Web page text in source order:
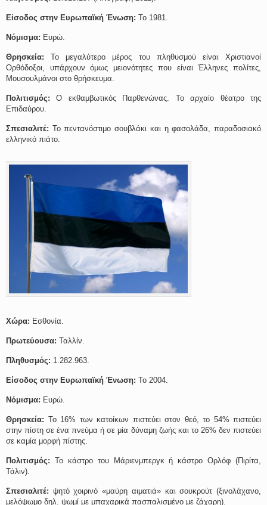
Είσοδος στην Ευρωπαϊκή Ένωση: Το 1981.
Νόμισμα: Ευρώ.
Θρησκεία: Το μεγαλύτερο μέρος του πληθυσμού είναι Χριστιανοί
Ορθόδοξοι, υπάρχουν όμως μειονότητες που είναι Έλληνες πολίτες,
Μουσουλμάνοι στο θρήσκευμα.
Πολιτισμός: Ο εκθαμβωτικός Παρθενώνας. Το αρχαίο θέατρο της
Επιδαύρου.
Σπεσιαλιτέ: Το πεντανόστιμο σουβλάκι και η φασολάδα, παραδοσιακό
ελληνικό πιάτο.
Χώρα: Εσθονία.
Πρωτεύουσα: Ταλλίν.
Πληθυσμός: 1.282.963.
Είσοδος στην Ευρωπαϊκή Ένωση: Το 2004.
Νόμισμα: Ευρώ.
Θρησκεία: Το 16% των κατοίκων πιστεύει στον θεό, το 54% πιστεύει
στην πίστη σε ένα πνεύμα ή σε μία δύναμη ζωής και το 26% δεν πιστεύει
σε καμία μορφή πίστης.
Πολιτισμός: Το κάστρο του Μάριενμπεργκ ή κάστρο Ορλόφ (Πιρίτα,
Τάλιν).
Σπεσιαλιτέ: ψητό χοιρινό «μαύρη αιματιά» και σουκρούτ (ξινολάχανο,
μελόψωμο δηλ. ψωμί με μπαχαρικά πασπαλισμένο με ζάχαρη).